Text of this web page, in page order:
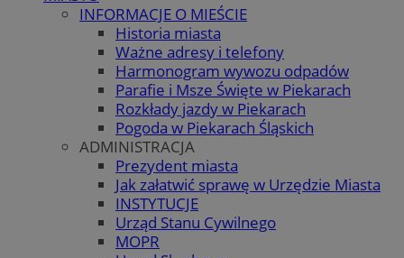
INFORMACJE O MIEŚCIE
Historia miasta
Ważne adresy i telefony
Harmonogram wywozu odpadów
Parafie i Msze Święte w Piekarach
Rozkłady jazdy w Piekarach
Pogoda w Piekarach Śląskich
ADMINISTRACJA
Prezydent miasta
Jak załatwić sprawę w Urzędzie Miasta
INSTYTUCJE
Urząd Stanu Cywilnego
MOPR